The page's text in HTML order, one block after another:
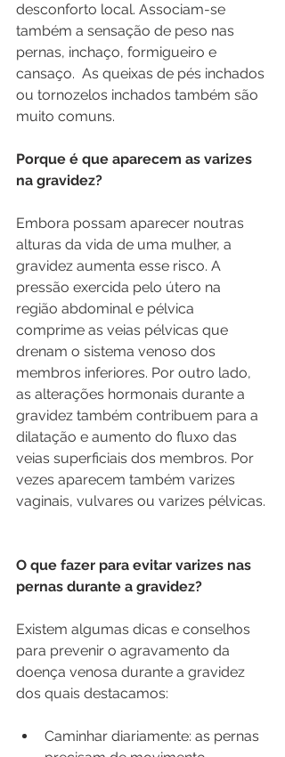
desconforto local. Associam-se
também a sensação de peso nas
pernas, inchaço, formigueiro e
cansaço.  As queixas de pés inchados
ou tornozelos inchados também são
muito comuns.
Porque é que aparecem as varizes
na gravidez?
Embora possam aparecer noutras
alturas da vida de uma mulher, a
gravidez aumenta esse risco. A
pressão exercida pelo útero na
região abdominal e pélvica
comprime as veias pélvicas que
drenam o sistema venoso dos
membros inferiores. Por outro lado,
as alterações hormonais durante a
gravidez também contribuem para a
dilatação e aumento do fluxo das
veias superficiais dos membros. Por
vezes aparecem também varizes
vaginais, vulvares ou varizes pélvicas.
O que fazer para evitar varizes nas
pernas durante a gravidez?
Existem algumas dicas e conselhos
para prevenir o agravamento da
doença venosa durante a gravidez
dos quais destacamos:
Caminhar diariamente: as pernas